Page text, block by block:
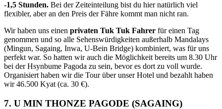
-1,5 Stunden. Bei der Zeiteinteilung bist du hier natürlich viel
flexibler, aber an den Preis der Fähre kommt man nicht ran.
Wir haben uns einen privaten Tuk Tuk Fahrer für einen Tag
genommen und so alle Sehenswürdigkeiten außerhalb Mandalays
(Mingun, Sagaing, Inwa, U-Bein Bridge) kombiniert, was für uns
perfekt war. So hatten wir auch die Möglichkeit bereits um 8.30 Uhr
bei der Hsynbume Pagoda zu sein, bevor es dort zu voll wurde.
Organisiert haben wir die Tour über unser Hotel und bezahlt haben
wir 46.500 Kyat (ca. 30 €).
7. U MIN THONZE PAGODE (SAGAING)